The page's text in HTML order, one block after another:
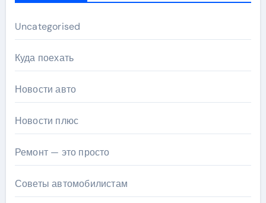
Uncategorised
Куда поехать
Новости авто
Новости плюс
Ремонт — это просто
Советы автомобилистам